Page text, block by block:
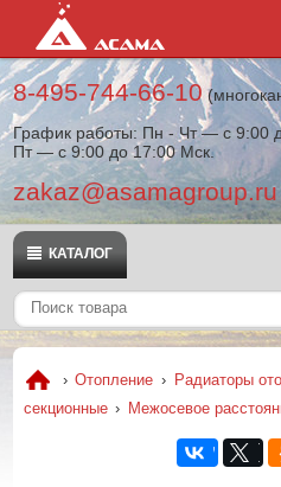
8-495-744-66-10
График работы: Пн - Чт — с 9:00
Пт — с 9:00 до 17:00 Мск.
zakaz@asamagroup.ru
КАТАЛОГ
› Отопление › Радиаторы
секционные › Межосевое